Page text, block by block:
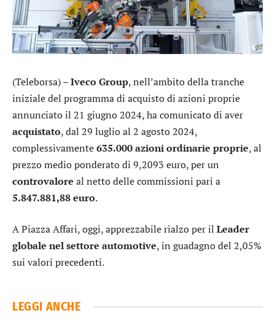
(Teleborsa) –Iveco Group, nell’ambito della tranche
iniziale del programma di acquisto di azioni proprie
annunciato il 21 giugno 2024, ha comunicato di aver
acquistato, dal 29 luglio al 2 agosto 2024,
complessivamente635.000 azioni ordinarie proprie, al
prezzo medio ponderato di 9,2093 euro, per un
controvalore al netto delle commissioni pari a
5.847.881,88 euro.
A Piazza Affari, oggi, apprezzabile rialzo per il Leader
globale nel settore automotive, in guadagno del 2,05%
sui valori precedenti.
LEGGI ANCHE